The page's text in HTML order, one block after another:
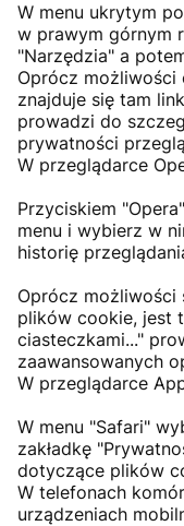
W menu ukrytym
w prawym górnym
"Narzędzia" a
Oprócz
znajduje się tam
prowadzi do
prywatności
W przeglądarce
Przyciskiem
menu i wybierz w
historię
Oprócz możliwości
plików cookie, jest
ciasteczkami..."
zaawansowanych
W przeglądarce
W menu "Safari"
zakładkę
dotyczące plików
W telefonach
urządzeniach